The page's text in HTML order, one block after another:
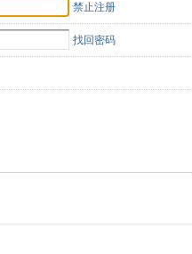
禁止注册
找回密码